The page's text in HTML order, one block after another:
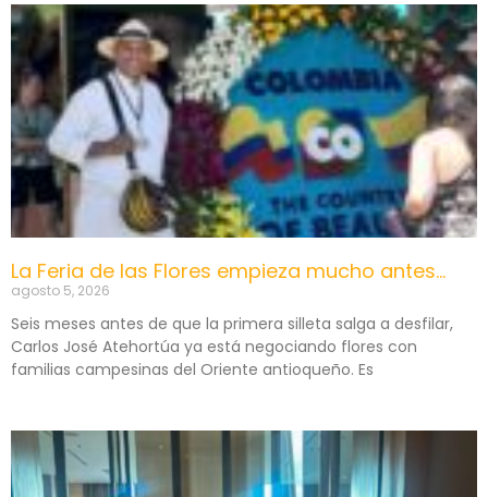
La Feria de las Flores empieza mucho antes…
agosto 5, 2026
Seis meses antes de que la primera silleta salga a desfilar,
Carlos José Atehortúa ya está negociando flores con
familias campesinas del Oriente antioqueño. Es